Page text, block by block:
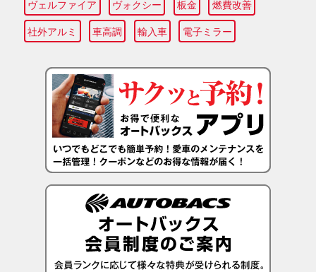
ヴェルファイア ヴォクシー 板金 燃費改善
社外アルミ 車高調 輸入車 電子ミラー